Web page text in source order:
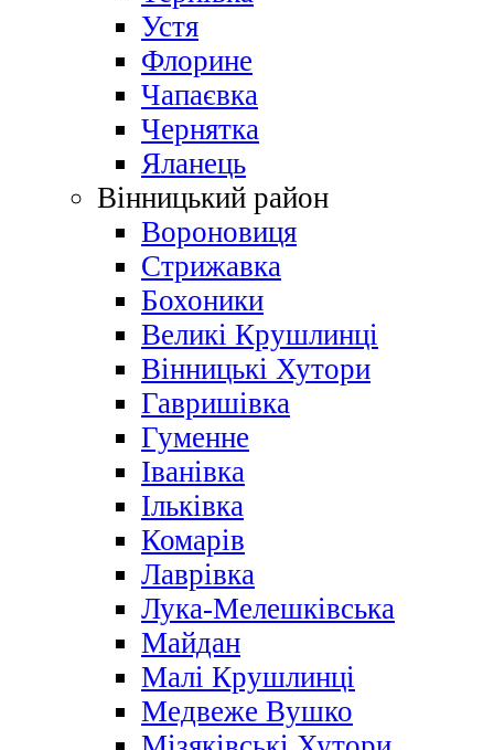
Устя
Флорине
Чапаєвка
Чернятка
Яланець
Вінницький район
Вороновиця
Стрижавка
Бохоники
Великі Крушлинці
Вінницькі Хутори
Гавришівка
Гуменне
Іванівка
Ільківка
Комарів
Лаврівка
Лука-Мелешківська
Майдан
Малі Крушлинці
Медвеже Вушко